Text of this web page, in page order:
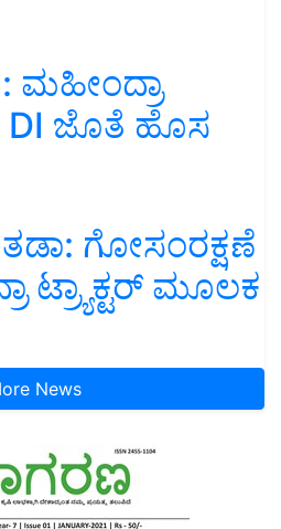
ಮಹೀಂದ್ರಾ
ಜೊತೆ ಹೊಸ
ಗೋಸಂರಕ್ಷಣೆ
ಟ್ರ್ಯಾಕ್ಟರ್ ಮೂಲಕ
News